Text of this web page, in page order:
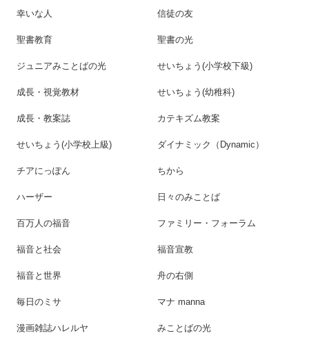
幸いな人 信徒の友
聖書教育 聖書の光
ジュニアみことばの光 せいちょう(小学校下級)
成長・視覚教材 せいちょう(幼稚科)
成長・教案誌 カテキズム教案
せいちょう(小学校上級) ダイナミック（Dynamic）
チアにっぽん ちから
ハーザー 日々のみことば
百万人の福音 ファミリー・フォーラム
福音と社会 福音宣教
福音と世界 舟の右側
毎日のミサ マナ manna
漫画雑誌ハレルヤ みことばの光